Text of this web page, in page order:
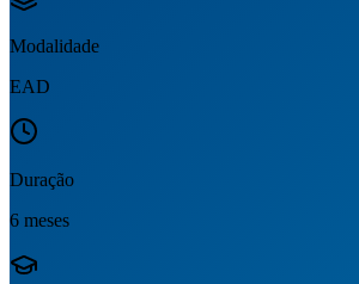
Modalidade
EAD
Duração
6 meses